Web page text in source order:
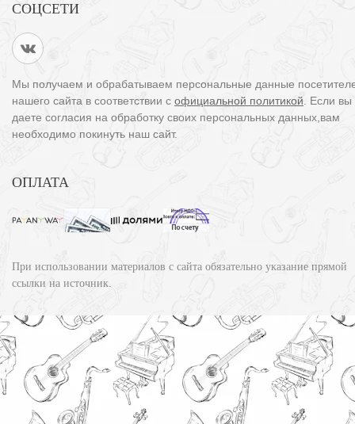
СОЦСЕТИ
Мы получаем и обрабатываем персональные данные
нашего сайта в соответствии с официальной политикой . Если
даете согласия на обработку своих персональных данных,вам
необходимо покинуть наш сайт.
ОПЛАТА
При использовании материалов с сайта обязательно указание прямой
ссылки на источник.